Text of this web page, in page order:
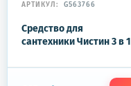
АРТИКУЛ: G563766
Средство для
сантехники Чистин 3 в 1